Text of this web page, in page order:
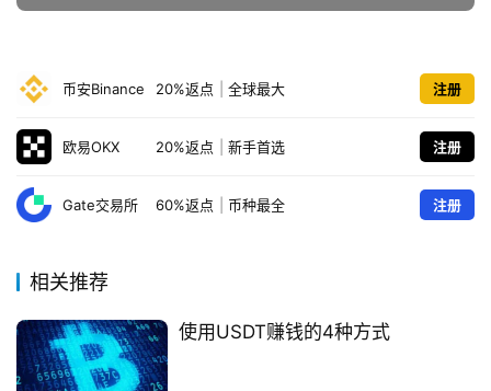
币安Binance 20%返点 全球最大 注册
欧易OKX 20%返点 新手首选 注册
Gate交易所 60%返点 币种最全 注册
相关推荐
使用USDT赚钱的4种方式